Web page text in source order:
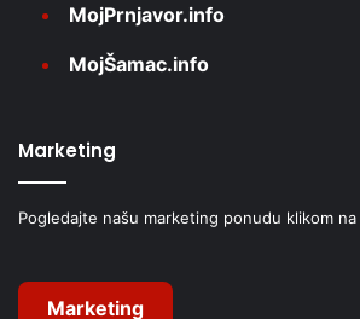
MojPrnjavor.info
MojŠamac.info
Marketing
Pogledajte našu marketing ponudu klikom
Marketing